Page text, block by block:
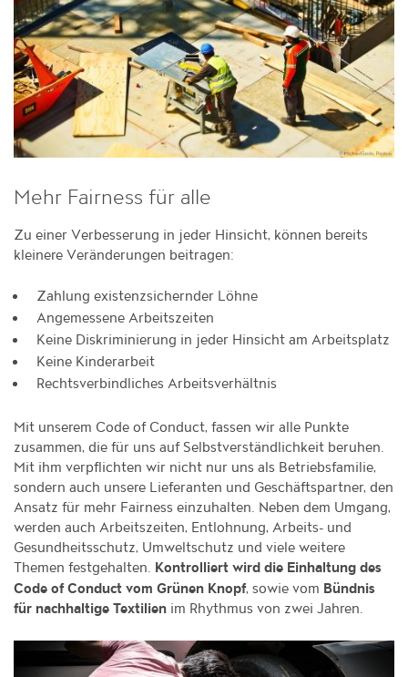
Mehr Fairness für alle
Zu einer Verbesserung in jeder Hinsicht, können bereits
kleinere Veränderungen beitragen:
Zahlung existenzsichernder Löhne
Angemessene Arbeitszeiten
Keine Diskriminierung in jeder Hinsicht am Arbeitsplatz
Keine Kinderarbeit
Rechtsverbindliches Arbeitsverhältnis
Mit unserem Code of Conduct, fassen wir alle Punkte
zusammen, die für uns auf Selbstverständlichkeit beruhen.
Mit ihm verpflichten wir nicht nur uns als Betriebsfamilie,
sondern auch unsere Lieferanten und Geschäftspartner, den
Ansatz für mehr Fairness einzuhalten. Neben dem Umgang,
werden auch Arbeitszeiten, Entlohnung, Arbeits- und
Gesundheitsschutz, Umweltschutz und viele weitere
Themen festgehalten. Kontrolliert wird die Einhaltung des
Code of Conduct vom Grünen Knopf, sowie vom Bündnis
für nachhaltige Textilien im Rhythmus von zwei Jahren.